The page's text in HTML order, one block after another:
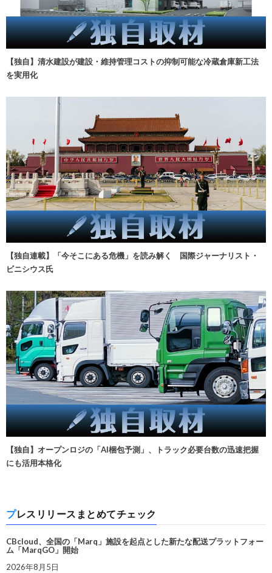
【独自】清水建設が建設・維持管理コストの抑制可能な冷蔵倉庫新工法
を実用化
【独自連載】「今そこにある危機」を読み解く 国際ジャーナリスト・
ビニシウス氏
【独自】オープンロジの「AI梱包予測」、トラック必要台数の迅速把握
にも活用本格化
プレスリリースまとめてチェック
CBcloud、全国の「Marq」施設を起点とした新たな配送プラットフォー
ム「MarqGO」開始
2026年8月5日